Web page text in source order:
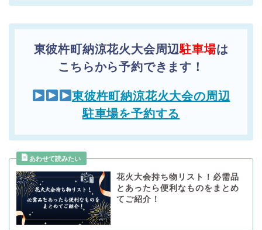
東彼杵町納涼花火大会周辺駐車場は
こちらから予約できます！
東彼杵町納涼花火大会の周辺
駐車場を予約する
花火大会持ち物リスト！必需品
とあったら便利なものをまとめ
てご紹介！